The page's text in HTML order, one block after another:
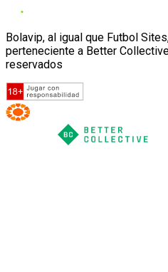
Bolavip, al igual que Futbol
perteneciente a Better
reservados